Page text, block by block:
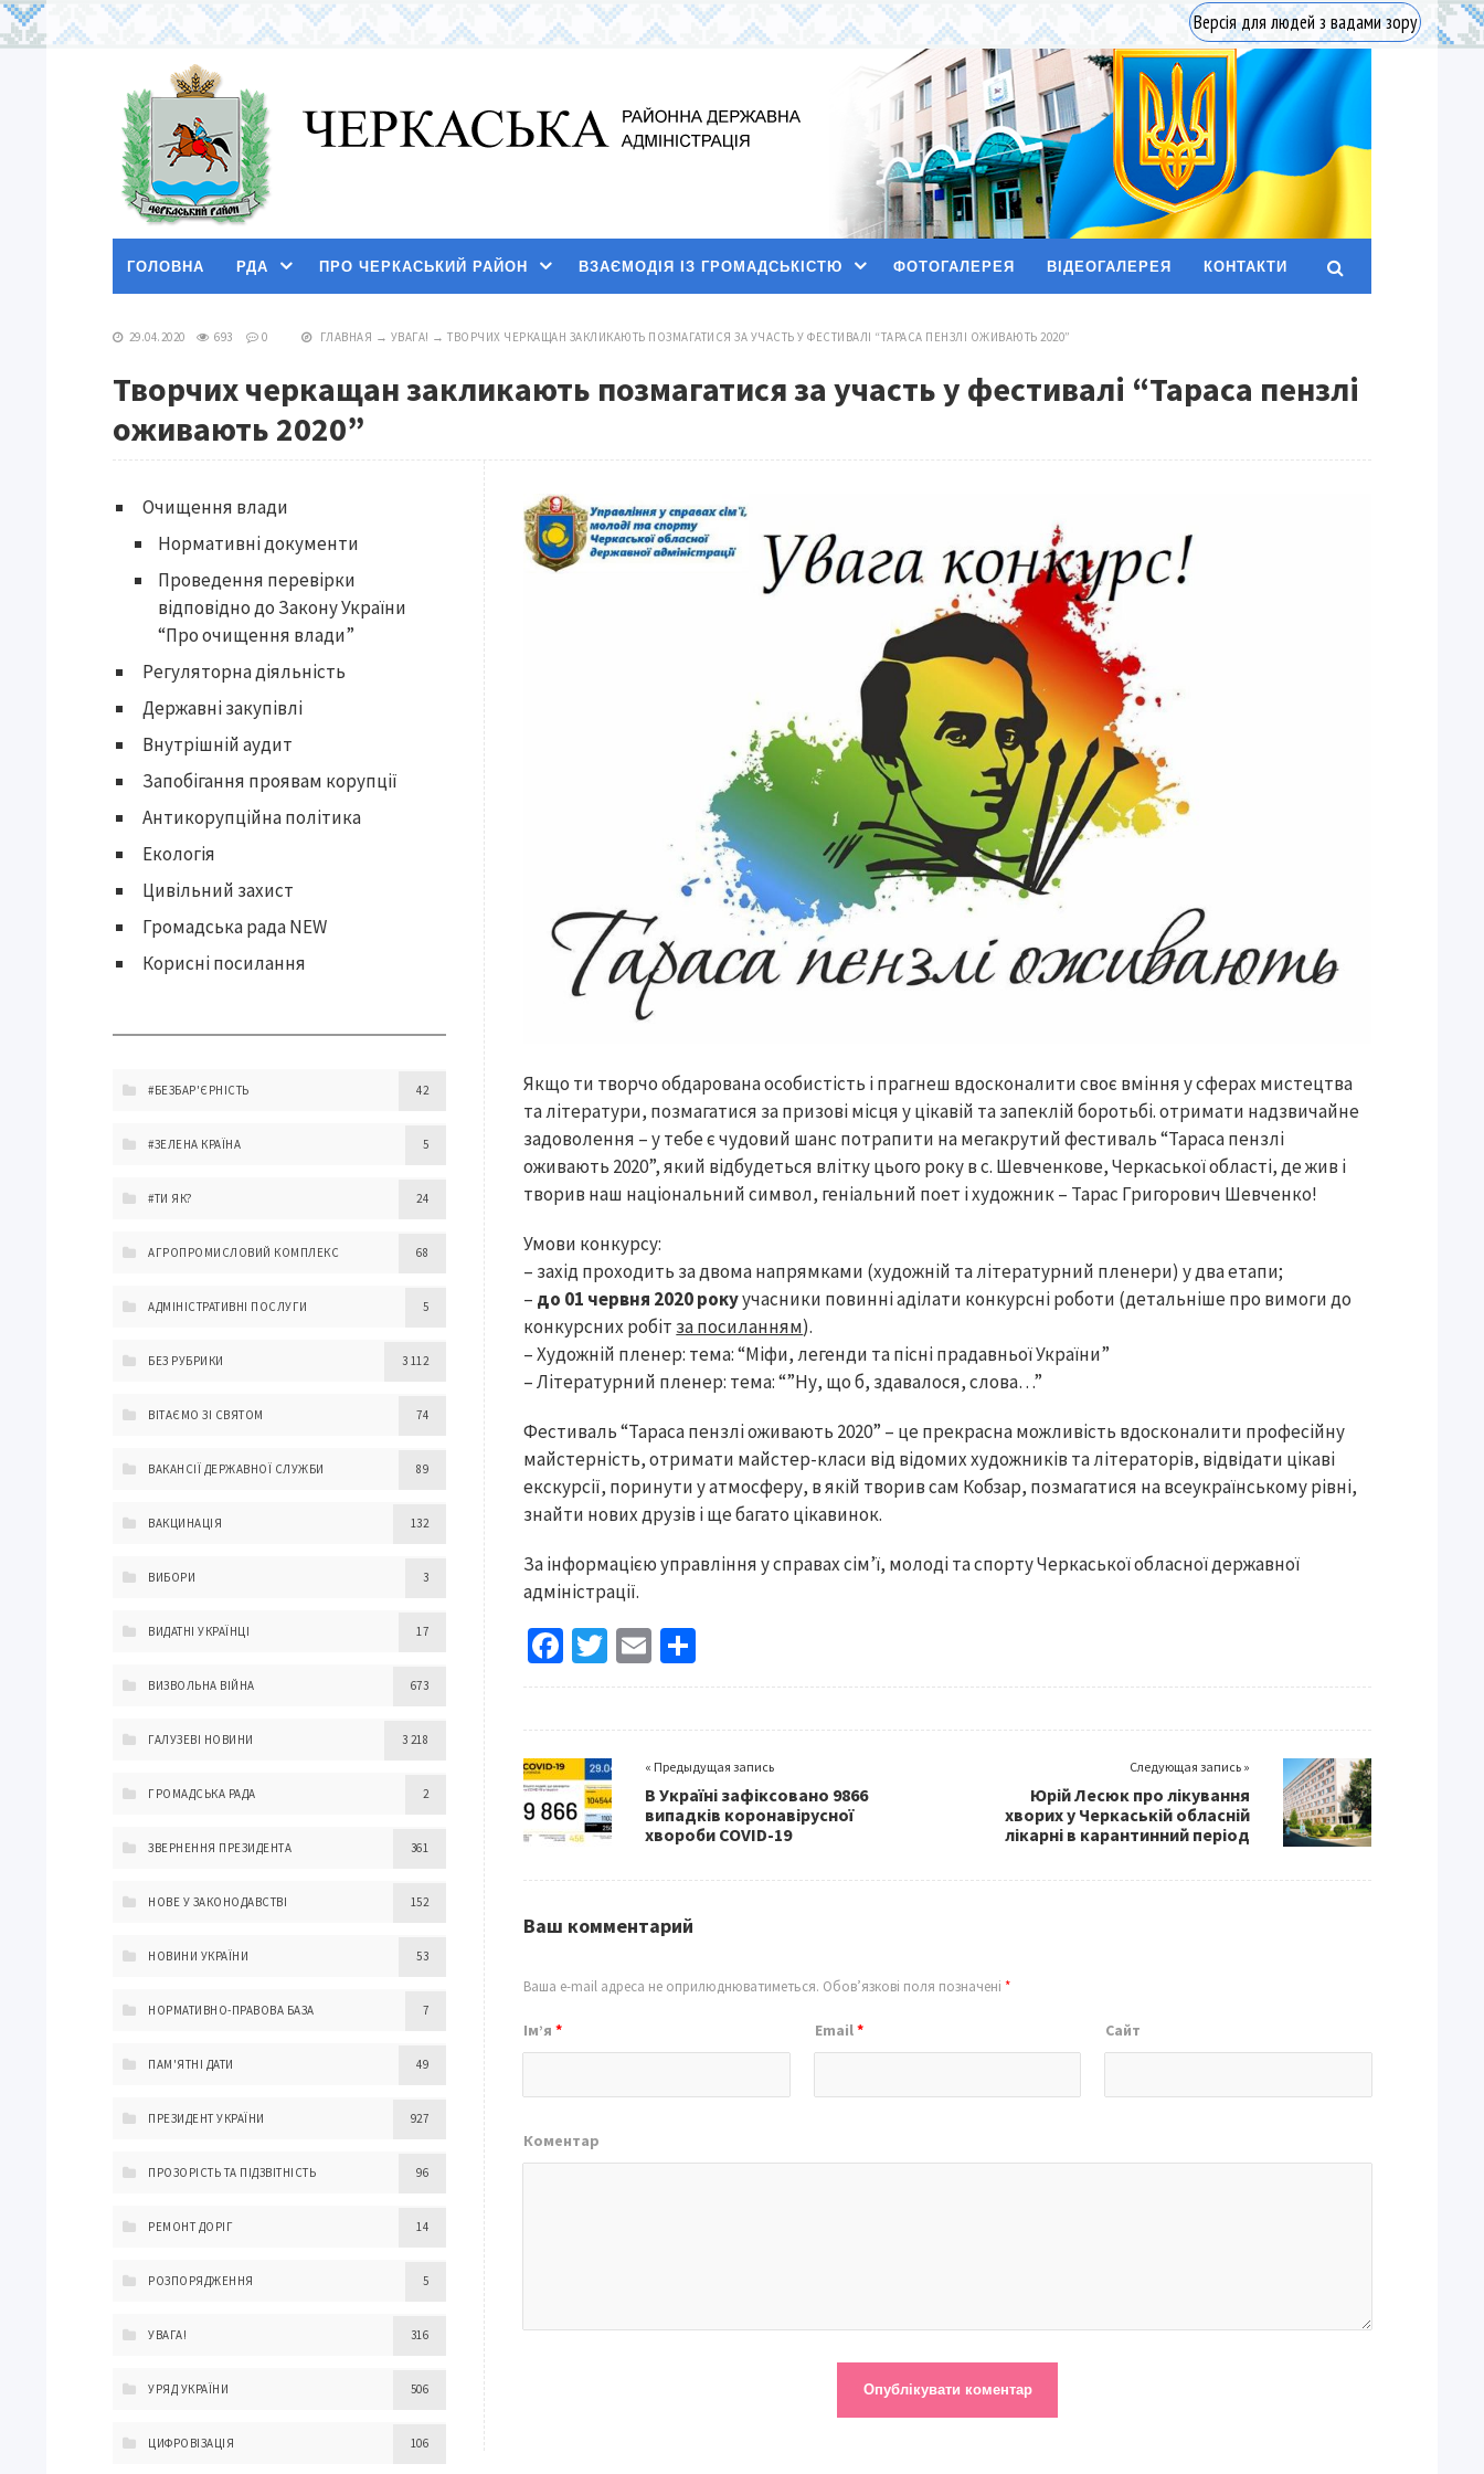
Версія для людей з вадами зору
ГОЛОВНА РДА ПРО ЧЕРКАСЬКИЙ РАЙОН ВЗАЄМОДІЯ ІЗ ГРОМАДСЬКІСТЮ ФОТОГАЛЕРЕЯ ВІДЕОГАЛЕРЕЯ КОНТАКТИ
29.04.2020 693 0 ГЛАВНАЯ → УВАГА! → ТВОРЧИХ ЧЕРКАЩАН ЗАКЛИКАЮТЬ ПОЗМАГАТИСЯ ЗА УЧАСТЬ У ФЕСТИВАЛІ “ТАРАСА ПЕНЗЛІ ОЖИВАЮТЬ 2020”
Творчих черкащан закликають позмагатися за участь у фестивалі “Тараса пензлі
оживають 2020”
Якщо ти творчо обдарована особистість і прагнеш вдосконалити своє вміння у сферах мистецтва
та літератури, позмагатися за призові місця у цікавій та запеклій боротьбі. отримати надзвичайне
задоволення – у тебе є чудовий шанс потрапити на мегакрутий фестиваль “Тараса пензлі
оживають 2020”, який відбудеться влітку цього року в с. Шевченкове, Черкаської області, де жив і
творив наш національний символ, геніальний поет і художник – Тарас Григорович Шевченко!
Умови конкурсу:
– захід проходить за двома напрямками (художній та літературний пленери) у два етапи;
– до 01 червня 2020 рокуучасники повинні аділати конкурсні роботи (детальніше про вимоги до
конкурсних робіт за посиланням).
– Художній пленер: тема: “Міфи, легенди та пісні прадавньої України”
– Літературний пленер: тема: “”Ну, що б, здавалося, слова…”
Фестиваль “Тараса пензлі оживають 2020” – це прекрасна можливість вдосконалити професійну
майстерність, отримати майстер-класи від відомих художників та літераторів, відвідати цікаві
екскурсії, поринути у атмосферу, в якій творив сам Кобзар, позмагатися на всеукраїнському рівні,
знайти нових друзів і ще багато цікавинок.
За інформацією управління у справах сім’ї, молоді та спорту Черкаської обласної державної
адміністрації.
Fa
ce
o
o
k
T
wi
er
E
m
l
h
« Предыдущая запись
В Україні зафіксовано 9866
випадків коронавірусної
хвороби COVID-19
Следующая запись »
Юрій Лесюк про лікування
хворих у Черкаській обласній
лікарні в карантинний період
Ваш комментарий
Ваша e-mail адреса не оприлюднюватиметься. Обов’язкові поля позначені*
Ім’я* Email* Сайт
Коментар
Очищення влади
Нормативні документи
Проведення перевірки
відповідно до Закону України
“Про очищення влади”
Регуляторна діяльність
Державні закупівлі
Внутрішній аудит
Запобігання проявам корупції
Антикорупційна політика
Екологія
Цивільний захист
Громадська рада NEW
Корисні посилання
#БЕЗБАР'ЄРНІСТЬ 42
#ЗЕЛЕНА КРАЇНА 5
#ТИ ЯК? 24
АГРОПРОМИСЛОВИЙ КОМПЛЕКС 68
АДМІНІСТРАТИВНІ ПОСЛУГИ 5
БЕЗ РУБРИКИ 3 112
ВІТАЄМО ЗІ СВЯТОМ 74
ВАКАНСІЇ ДЕРЖАВНОЇ СЛУЖБИ 89
ВАКЦИНАЦІЯ 132
ВИБОРИ 3
ВИДАТНІ УКРАЇНЦІ 17
ВИЗВОЛЬНА ВІЙНА 673
ГАЛУЗЕВІ НОВИНИ 3 218
ГРОМАДСЬКА РАДА 2
ЗВЕРНЕННЯ ПРЕЗИДЕНТА 361
НОВЕ У ЗАКОНОДАВСТВІ 152
НОВИНИ УКРАЇНИ 53
НОРМАТИВНО-ПРАВОВА БАЗА 7
ПАМ'ЯТНІ ДАТИ 49
ПРЕЗИДЕНТ УКРАЇНИ 927
ПРОЗОРІСТЬ ТА ПІДЗВІТНІСТЬ 96
РЕМОНТ ДОРІГ 14
РОЗПОРЯДЖЕННЯ 5
УВАГА! 316
УРЯД УКРАЇНИ 506
ЦИФРОВІЗАЦІЯ 106